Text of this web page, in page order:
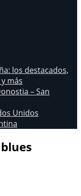
los destacados,
más
– San
Unidos